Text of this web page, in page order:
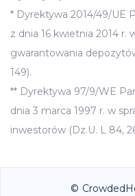
* Dyrektywa 2014/49/UE
z dnia 16 kwietnia 2014 r.
gwarantowania
149).
** Dyrektywa 97/9/WE
dnia 3 marca 1997 r. w
inwestorów (Dz.U. L 84,
©